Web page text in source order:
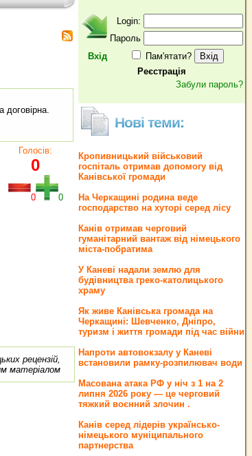
договірна.
Голосів:
0
0 0
рецензій,
матеріалом
Вхід
Login:
Пароль
Пам'ятати?
Реєстрація
Забули пароль?
Нові теми:
Кропивницький військовий
госпіталь отримав допомогу від
Канівської громади
На Черкащині родина веде
господарство на хуторі серед лісу
Канів отримав черговий
гуманітарний вантаж від німецького
міста-побратима
У Каневі надали землю для
будівництва греко‐католицького
храму
Як живе Канівська громада на
Черкащині: Шевченко, Дніпро,
туризм і життя громади під час війни
Напроти автовокзалу у Каневі
встановили рамку-розпилювач води
Масована атака РФ у ніч з 1 на 2
липня 2026 року — це черговий
тяжкий воєнний злочин .
Канів серед лідерів українсько-
німецького муніципального
партнерства